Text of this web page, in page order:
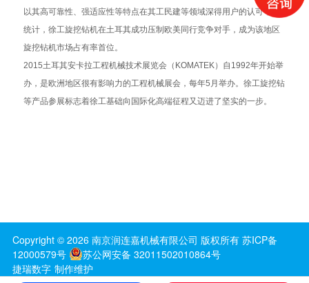
以其高可靠性、强适应性等特点在其工民建等领域深得用户的认可，据
统计，徐工旋挖钻机在土耳其成功压制欧美同行竞争对手，成为该地区
旋挖钻机市场占有率首位。
2015土耳其安卡拉工程机械技术展览会（KOMATEK）自1992年开始举
办，是欧洲地区很有影响力的工程机械展会，每年5月举办。徐工旋挖钻
等产品参展标志着徐工基础向国际化高端征程又迈进了坚实的一步。
Copyright © 2026 南京润连嘉机械有限公司 版权所有 苏ICP备
12000579号
苏公网安备 32011502010864号
捷瑞数字 制作维护